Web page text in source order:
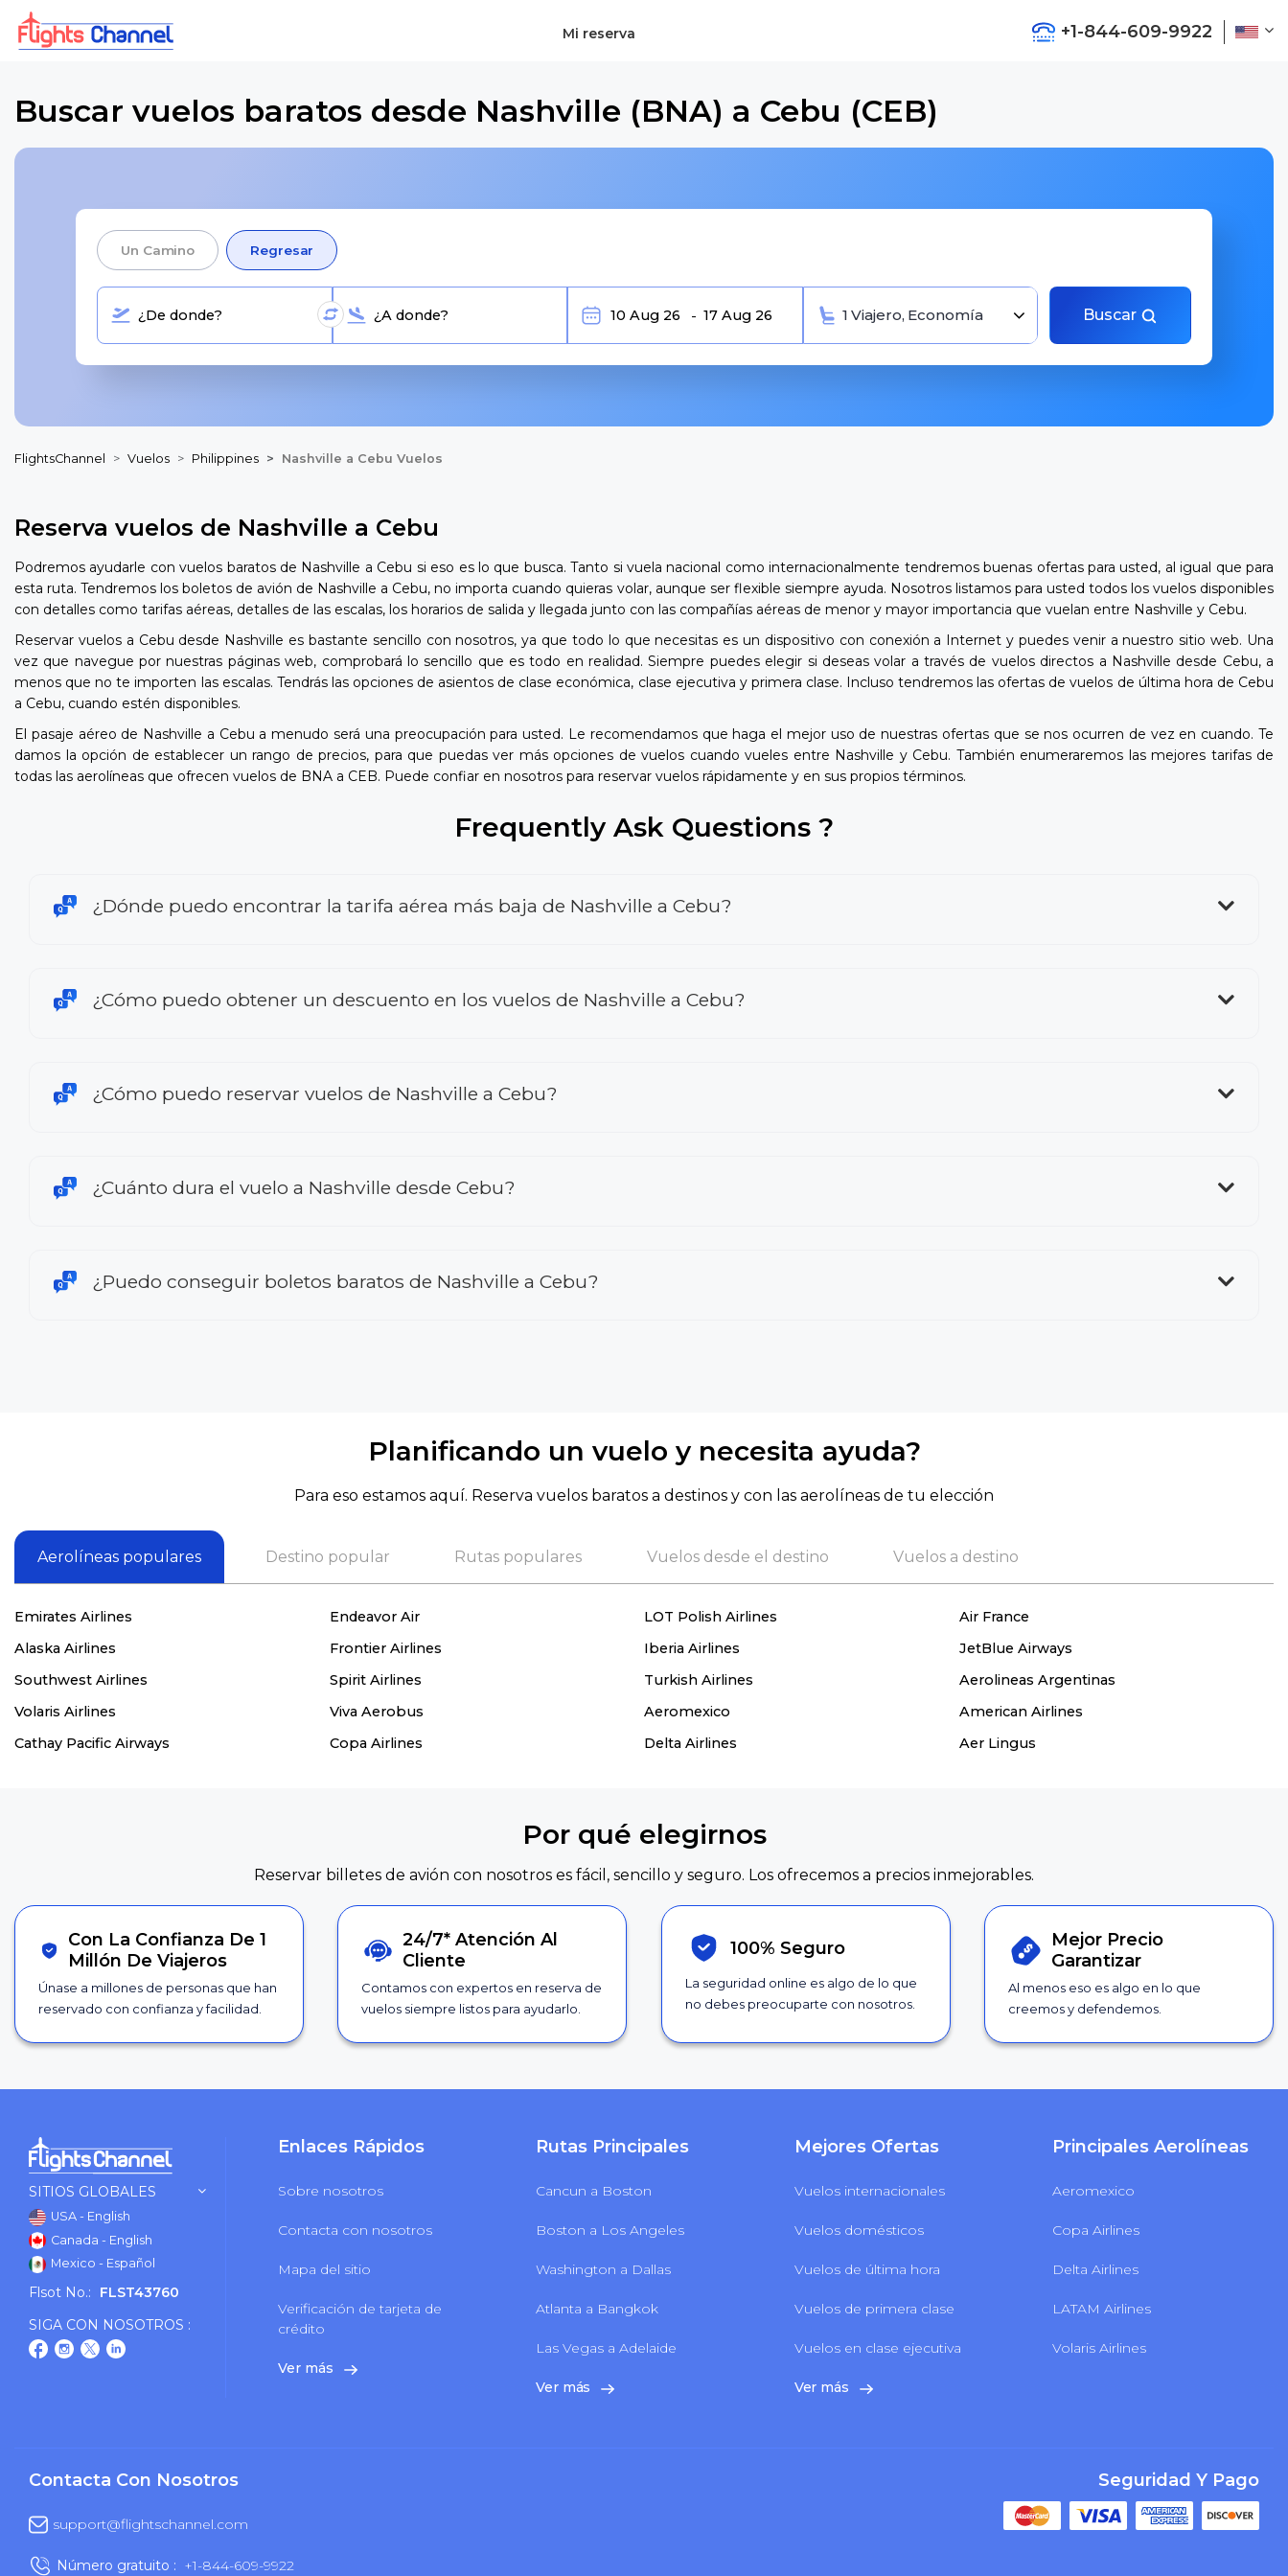
Mi reserva +1-844-609-9922
Buscar vuelos baratos desde Nashville (BNA) a Cebu (CEB)
Un Camino Regresar
1 Viajero, Economía Buscar
FlightsChannel Vuelos Philippines Nashville a Cebu Vuelos
Reserva vuelos de Nashville a Cebu
Podremos ayudarle con vuelos baratos de Nashville a Cebu si eso es lo que busca. Tanto si vuela nacional como internacionalmente tendremos buenas ofertas para usted, al igual que para
esta ruta. Tendremos los boletos de avión de Nashville a Cebu, no importa cuando quieras volar, aunque ser flexible siempre ayuda. Nosotros listamos para usted todos los vuelos disponibles
con detalles como tarifas aéreas, detalles de las escalas, los horarios de salida y llegada junto con las compañías aéreas de menor y mayor importancia que vuelan entre Nashville y Cebu.
Reservar vuelos a Cebu desde Nashville es bastante sencillo con nosotros, ya que todo lo que necesitas es un dispositivo con conexión a Internet y puedes venir a nuestro sitio web. Una
vez que navegue por nuestras páginas web, comprobará lo sencillo que es todo en realidad. Siempre puedes elegir si deseas volar a través de vuelos directos a Nashville desde Cebu, a
menos que no te importen las escalas. Tendrás las opciones de asientos de clase económica, clase ejecutiva y primera clase. Incluso tendremos las ofertas de vuelos de última hora de Cebu
a Cebu, cuando estén disponibles.
El pasaje aéreo de Nashville a Cebu a menudo será una preocupación para usted. Le recomendamos que haga el mejor uso de nuestras ofertas que se nos ocurren de vez en cuando. Te
damos la opción de establecer un rango de precios, para que puedas ver más opciones de vuelos cuando vueles entre Nashville y Cebu. También enumeraremos las mejores tarifas de
todas las aerolíneas que ofrecen vuelos de BNA a CEB. Puede confiar en nosotros para reservar vuelos rápidamente y en sus propios términos.
Frequently Ask Questions ?
¿Dónde puedo encontrar la tarifa aérea más baja de Nashville a Cebu?
¿Cómo puedo obtener un descuento en los vuelos de Nashville a Cebu?
¿Cómo puedo reservar vuelos de Nashville a Cebu?
¿Cuánto dura el vuelo a Nashville desde Cebu?
¿Puedo conseguir boletos baratos de Nashville a Cebu?
Planificando un vuelo y necesita ayuda?
Para eso estamos aquí. Reserva vuelos baratos a destinos y con las aerolíneas de tu elección
Aerolíneas populares Destino popular Rutas populares Vuelos desde el destino Vuelos a destino
Emirates Airlines Endeavor Air LOT Polish Airlines
Air France
Alaska Airlines
Frontier Airlines Iberia Airlines
JetBlue Airways
Southwest Airlines
Spirit Airlines Turkish Airlines
Aerolineas Argentinas
Volaris Airlines
Viva Aerobus Aeromexico
American Airlines
Cathay Pacific Airways
Copa Airlines Delta Airlines Aer Lingus
Por qué elegirnos
Reservar billetes de avión con nosotros es fácil, sencillo y seguro. Los ofrecemos a precios inmejorables.
Con La Confianza De 1
Millón De Viajeros
Únase a millones de personas que han
reservado con confianza y facilidad.
24/7*Atención Al
Cliente
Contamos con expertos en reserva de
vuelos siempre listos para ayudarlo.
100% Seguro
La seguridad online es algo de lo que
no debes preocuparte con nosotros.
Mejor Precio
Garantizar
Al menos eso es algo en lo que
creemos y defendemos.
SITIOS GLOBALES
USA - English
Canada - English
Mexico - Español
Flsot No.:
FLST43760
SIGA CON NOSOTROS :
Enlaces Rápidos
Sobre nosotros
Contacta con nosotros
Mapa del sitio
Verificación de tarjeta de
crédito
Ver más
Rutas Principales
Cancun a Boston
Boston a Los Angeles
Washington a Dallas
Atlanta a Bangkok
Las Vegas a Adelaide
Ver más
Mejores Ofertas
Vuelos internacionales
Vuelos domésticos
Vuelos de última hora
Vuelos de primera clase
Vuelos en clase ejecutiva
Ver más
Principales Aerolíneas
Aeromexico
Copa Airlines
Delta Airlines
LATAM Airlines
Volaris Airlines
Contacta Con Nosotros
support@flightschannel.com
Número gratuito : +1-844-609-9922
Seguridad Y Pago